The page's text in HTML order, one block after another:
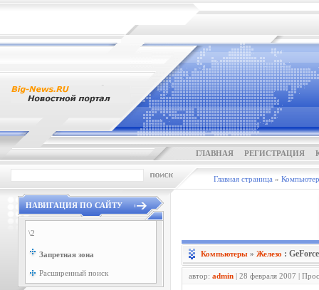
ГЛАВНАЯ РЕГИСТРАЦИЯ
Главная страница »
НАВИГАЦИЯ ПО САЙТУ
\2
Запретная зона
Расширенный поиск
Компьютеры » Железо :
автор: admin | 28 февраля 2007 |